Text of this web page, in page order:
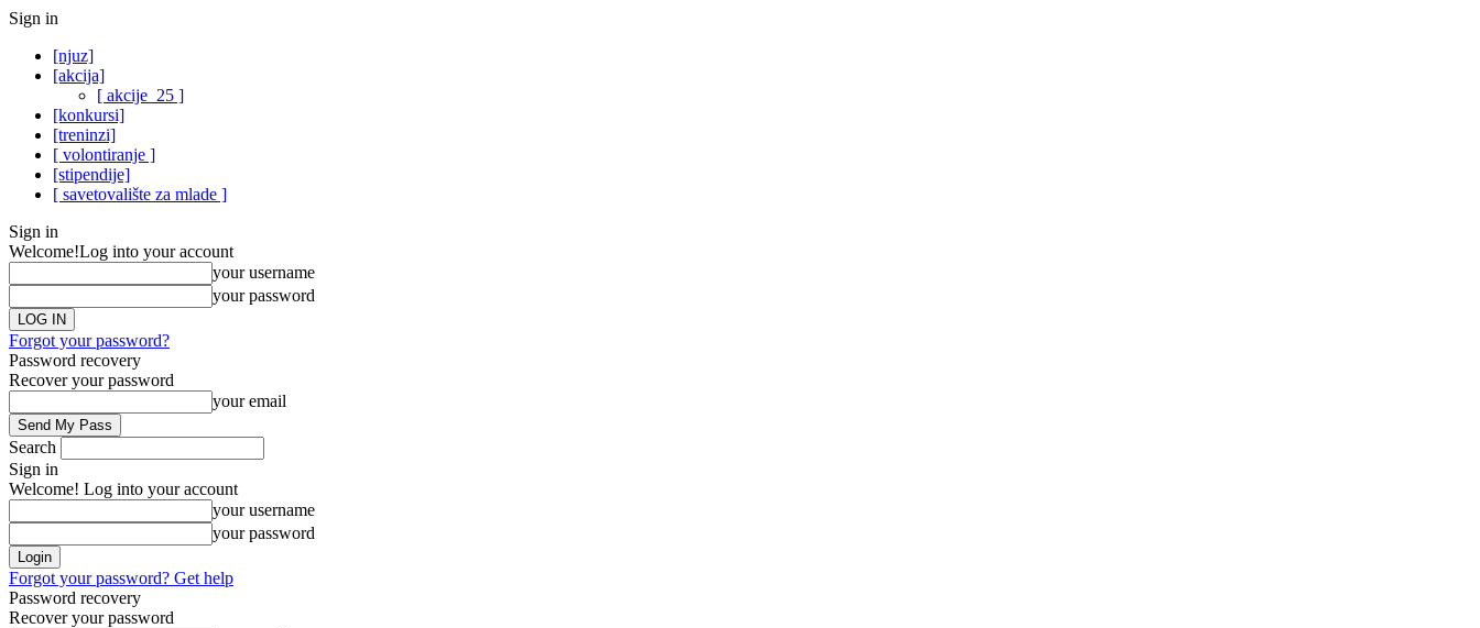
Sign in
[njuz]
[akcija]
[ akcije_25 ]
[konkursi]
[treninzi]
[ volontiranje ]
[stipendije]
[ savetovalište za mlade ]
Sign in
Welcome!Log into your account
your username
your password
Forgot your password?
Password recovery
Recover your password
your email
Search
Sign in
Welcome! Log into your account
your username
your password
Forgot your password? Get help
Password recovery
Recover your password